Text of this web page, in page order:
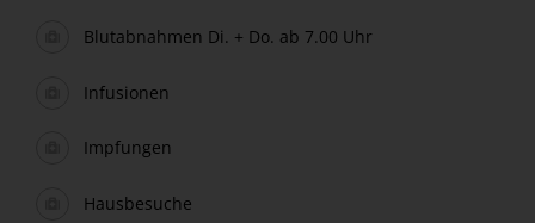
Blutabnahmen Di. + Do. ab 7.00 Uhr
Infusionen
Impfungen
Hausbesuche